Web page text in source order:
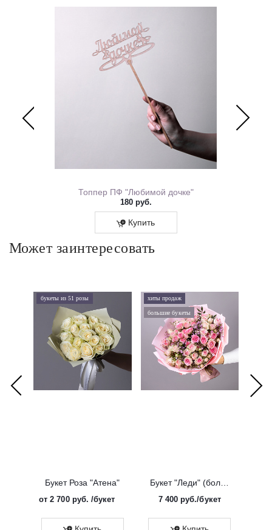
Топпер ПФ "Любимой дочке"
180 руб.
Купить
Может заинтересовать
букеты из 51 розы
Букет Роза "Атена"
от2 700 руб. /букет
хиты продаж
большие букеты
Букет "Леди" (большой)
7 400 руб./букет